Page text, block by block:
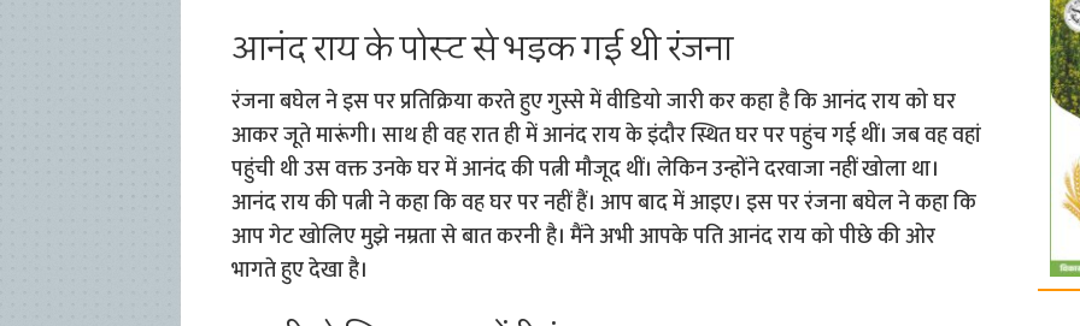
आनंद राय के पोस्ट से भड़क गई थी रंजना
रंजना बघेल ने इस पर प्रतिक्रिया करते हुए गुस्से में वीडियो जारी कर कहा है कि आनंद राय को घर
आकर जूते मारूंगी। साथ ही वह रात ही में आनंद राय के इंदौर स्थित घर पर पहुंच गई थीं। जब वह वहां
पहुंची थी उस वक्त उनके घर में आनंद की पत्नी मौजूद थीं। लेकिन उन्होंने दरवाजा नहीं खोला था।
आनंद राय की पत्नी ने कहा कि वह घर पर नहीं हैं। आप बाद में आइए। इस पर रंजना बघेल ने कहा कि
आप गेट खोलिए मुझे नम्रता से बात करनी है। मैंने अभी आपके पति आनंद राय को पीछे की ओर
भागते हुए देखा है।